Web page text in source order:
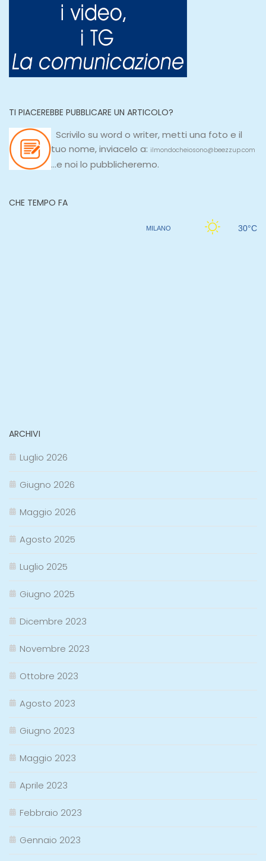
TI PIACEREBBE PUBBLICARE UN ARTICOLO?
Scrivilo su word o writer, metti una foto e il
tuo nome, inviacelo a: ilmondocheiosono@beezzup.com
...e noi lo pubblicheremo.
CHE TEMPO FA
ARCHIVI
Luglio 2026
Giugno 2026
Maggio 2026
Agosto 2025
Luglio 2025
Giugno 2025
Dicembre 2023
Novembre 2023
Ottobre 2023
Agosto 2023
Giugno 2023
Maggio 2023
Aprile 2023
Febbraio 2023
Gennaio 2023